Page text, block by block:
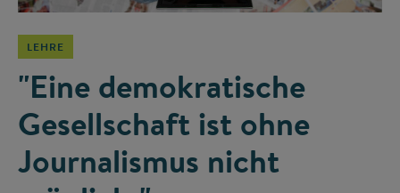
LEHRE
"Eine demokratische
Gesellschaft ist ohne
Journalismus nicht